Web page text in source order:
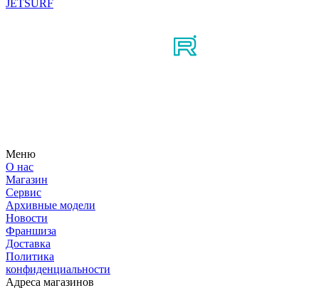
JETSURF
Меню
О нас
Магазин
Сервис
Архивные модели
Новости
Франшиза
Доставка
Политика
конфиденциальности
Адреса магазинов